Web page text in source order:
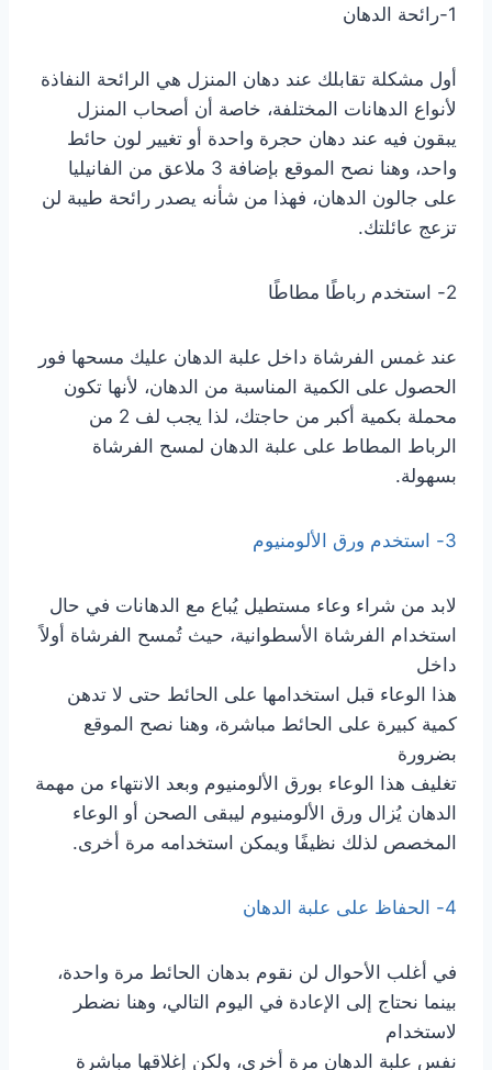
1-رائحة الدهان
أول مشكلة تقابلك عند دهان المنزل هي الرائحة النفاذة
لأنواع الدهانات المختلفة، خاصة أن أصحاب المنزل
يبقون فيه عند دهان حجرة واحدة أو تغيير لون حائط
واحد، وهنا نصح الموقع بإضافة 3 ملاعق من الفانيليا
على جالون الدهان، فهذا من شأنه يصدر رائحة طيبة لن
تزعج عائلتك.
2- استخدم رباطًا مطاطًا
عند غمس الفرشاة داخل علبة الدهان عليك مسحها فور
الحصول على الكمية المناسبة من الدهان، لأنها تكون
محملة بكمية أكبر من حاجتك، لذا يجب لف 2 من
الرباط المطاط على علبة الدهان لمسح الفرشاة
بسهولة.
3- استخدم ورق الألومنيوم
لابد من شراء وعاء مستطيل يُباع مع الدهانات في حال
استخدام الفرشاة الأسطوانية، حيث تُمسح الفرشاة أولاً
داخل
هذا الوعاء قبل استخدامها على الحائط حتى لا تدهن
كمية كبيرة على الحائط مباشرة، وهنا نصح الموقع
بضرورة
تغليف هذا الوعاء بورق الألومنيوم وبعد الانتهاء من مهمة
الدهان يُزال ورق الألومنيوم ليبقى الصحن أو الوعاء
المخصص لذلك نظيفًا ويمكن استخدامه مرة أخرى.
4- الحفاظ على علبة الدهان
في أغلب الأحوال لن نقوم بدهان الحائط مرة واحدة،
بينما نحتاج إلى الإعادة في اليوم التالي، وهنا نضطر
لاستخدام
نفس علبة الدهان مرة أخرى، ولكن إغلاقها مباشرة